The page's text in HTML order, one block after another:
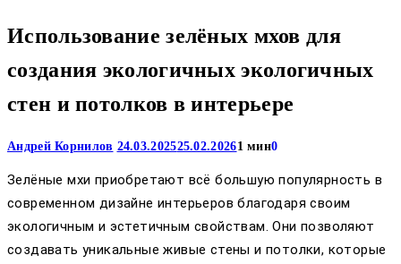
Использование зелёных мхов для
создания экологичных экологичных
стен и потолков в интерьере
Андрей Корнилов 24.03.202525.02.20261 мин0
Зелёные мхи приобретают всё большую популярность в
современном дизайне интерьеров благодаря своим
экологичным и эстетичным свойствам. Они позволяют
создавать уникальные живые стены и потолки, которые